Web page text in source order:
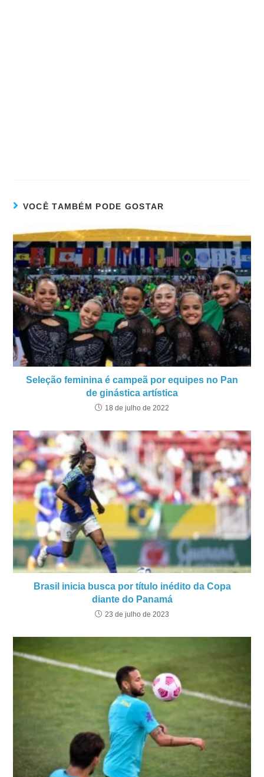
VOCÊ TAMBÉM PODE GOSTAR
Seleção feminina é campeã por equipes no Pan
de ginástica artística
18 de julho de 2022
Brasil inicia busca por título inédito da Copa
diante do Panamá
23 de julho de 2023